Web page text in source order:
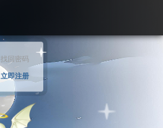
找回密码
立即注册